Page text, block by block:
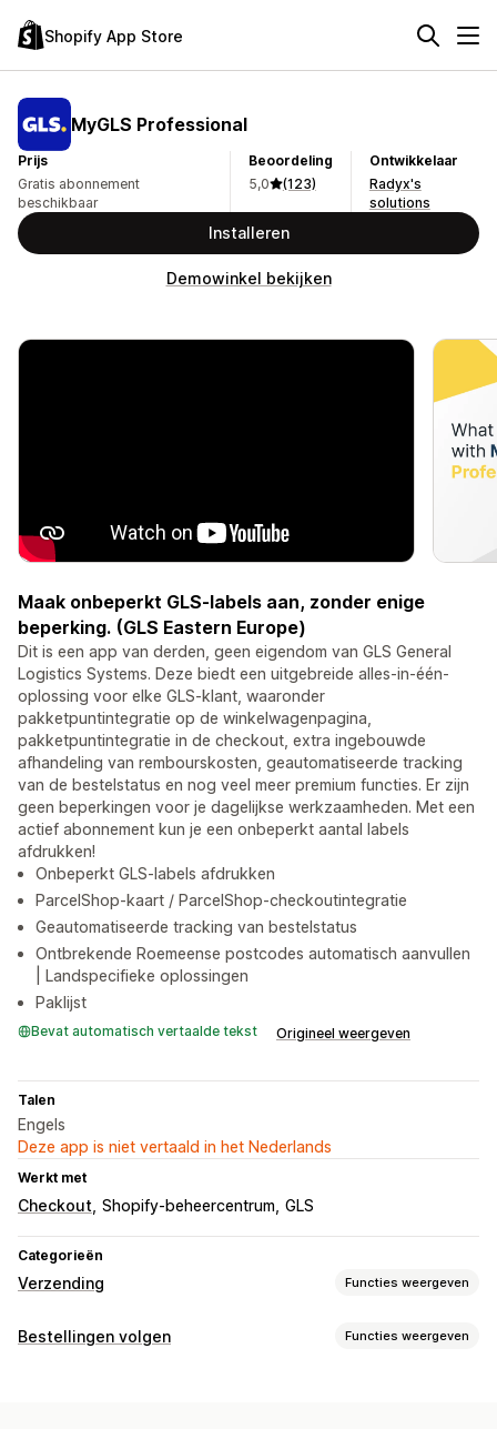
Shopify App Store
MyGLS Professional
Prijs
Gratis abonnement
beschikbaar
Beoordeling
5,0
(123)
Ontwikkelaar
Radyx's
solutions
Installeren
Demowinkel bekijken
Maak onbeperkt GLS-labels aan, zonder enige
beperking. (GLS Eastern Europe)
Dit is een app van derden, geen eigendom van GLS General
Logistics Systems. Deze biedt een uitgebreide alles-in-één-
oplossing voor elke GLS-klant, waaronder
pakketpuntintegratie op de winkelwagenpagina,
pakketpuntintegratie in de checkout, extra ingebouwde
afhandeling van rembourskosten, geautomatiseerde tracking
van de bestelstatus en nog veel meer premium functies. Er zijn
geen beperkingen voor je dagelijkse werkzaamheden. Met een
actief abonnement kun je een onbeperkt aantal labels
afdrukken!
Onbeperkt GLS-labels afdrukken
ParcelShop-kaart / ParcelShop-checkoutintegratie
Geautomatiseerde tracking van bestelstatus
Ontbrekende Roemeense postcodes automatisch aanvullen
| Landspecifieke oplossingen
Paklijst
Bevat automatisch vertaalde tekst Origineel weergeven
Talen
Engels
Deze app is niet vertaald in het Nederlands
Werkt met
Checkout Shopify-beheercentrum GLS
Categorieën
Verzending Functies weergeven
Labels en verpakking
Bestellingen volgen Functies weergeven